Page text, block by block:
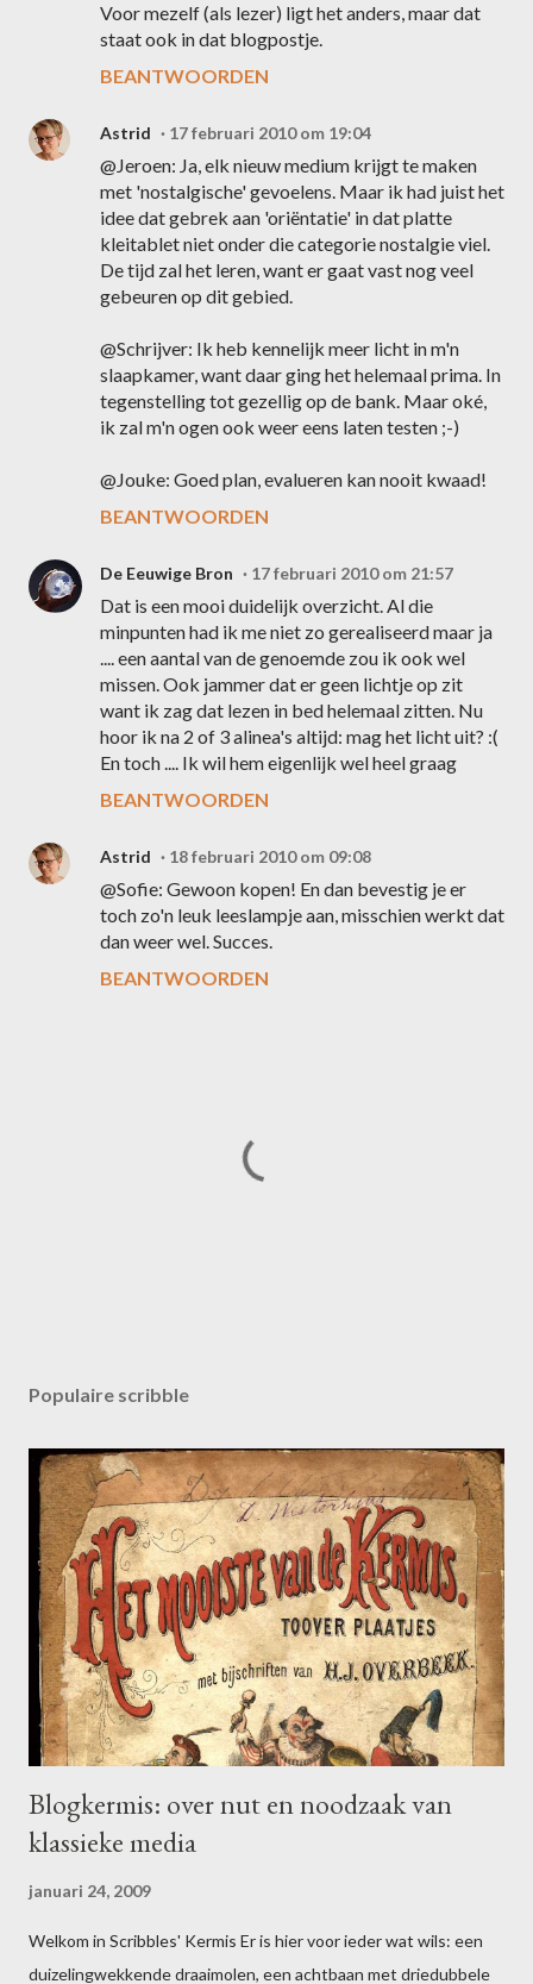
Voor mezelf (als lezer) ligt het anders, maar dat
staat ook in dat blogpostje.
BEANTWOORDEN
Astrid 17 februari 2010 om 19:04
@Jeroen: Ja, elk nieuw medium krijgt te maken
met 'nostalgische' gevoelens. Maar ik had juist het
idee dat gebrek aan 'oriëntatie' in dat platte
kleitablet niet onder die categorie nostalgie viel.
De tijd zal het leren, want er gaat vast nog veel
gebeuren op dit gebied.
@Schrijver: Ik heb kennelijk meer licht in m'n
slaapkamer, want daar ging het helemaal prima. In
tegenstelling tot gezellig op de bank. Maar oké,
ik zal m'n ogen ook weer eens laten testen ;-)
@Jouke: Goed plan, evalueren kan nooit kwaad!
BEANTWOORDEN
De Eeuwige Bron 17 februari 2010 om 21:57
Dat is een mooi duidelijk overzicht. Al die
minpunten had ik me niet zo gerealiseerd maar ja
.... een aantal van de genoemde zou ik ook wel
missen. Ook jammer dat er geen lichtje op zit
want ik zag dat lezen in bed helemaal zitten. Nu
hoor ik na 2 of 3 alinea's altijd: mag het licht uit? :(
En toch .... Ik wil hem eigenlijk wel heel graag
BEANTWOORDEN
Astrid 18 februari 2010 om 09:08
@Sofie: Gewoon kopen! En dan bevestig je er
toch zo'n leuk leeslampje aan, misschien werkt dat
dan weer wel. Succes.
BEANTWOORDEN
n
e
p
o
n
Populaire scribble
Blogkermis: over nut en noodzaak van
klassieke media
januari 24, 2009
Welkom in Scribbles' Kermis Er is hier voor ieder wat wils: een
duizelingwekkende draaimolen, een achtbaan met driedubbele